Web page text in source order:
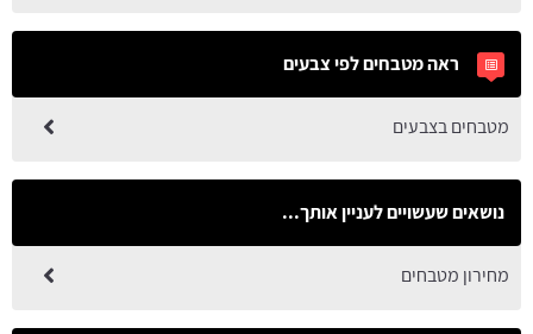
ראה מטבחים לפי צבעים
מטבחים בצבעים
נושאים שעשויים לעניין אותך...
מחירון מטבחים